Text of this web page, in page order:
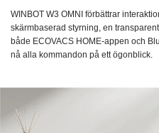
WINBOT W3 OMNI förbättrar
skärmbaserad styrning, en
både ECOVACS HOME-appen och
nå alla kommandon på ett ögonblick.